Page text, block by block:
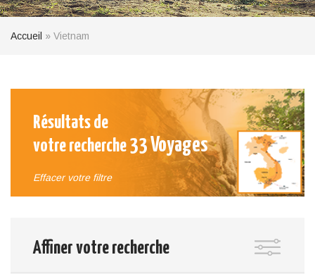
Accueil » Vietnam
Résultats de
votre recherche33Voyages
Effacer votre filtre
Affiner votre recherche